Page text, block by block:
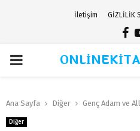
İletişim GİZLİLİK
PRIMARY
Ana Sayfa Diğer Genç Adam ve
Diğer